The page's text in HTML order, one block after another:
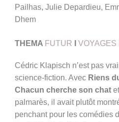
Pailhas, Julie Depardieu,
Dhem
THEMA FUTUR VOYAGES
Cédric Klapisch n’est pas
science-fiction. Avec Riens
Chacun cherche son chat
palmarès, il avait plutôt
penchant pour les comédies